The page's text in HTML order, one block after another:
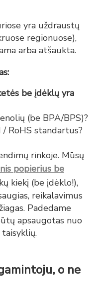
yra uždraustų
regionuose),
arba atšaukta.
be įdėklų yra
(be BPA/BPS)?
RoHS standartus?
rinkoje. Mūsų
popierius be
kiekį (be įdėklo!),
reikalavimus
Padedame
apsaugotas nuo
o ne